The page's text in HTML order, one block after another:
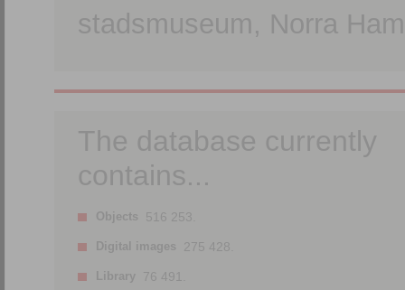
stadsmuseum, Norra
The database currently
contains...
Objects 516 253.
Digital images 275 428.
Library 76 491.